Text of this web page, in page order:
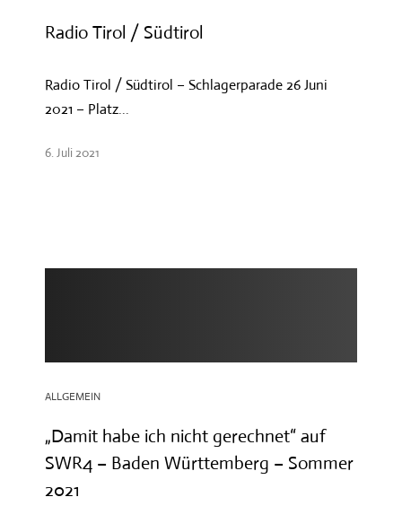
Radio Tirol / Südtirol
Radio Tirol / Südtirol – Schlagerparade 26 Juni
2021 – Platz...
6. Juli 2021
ALLGEMEIN
„Damit habe ich nicht gerechnet“ auf
SWR4 – Baden Württemberg – Sommer
2021